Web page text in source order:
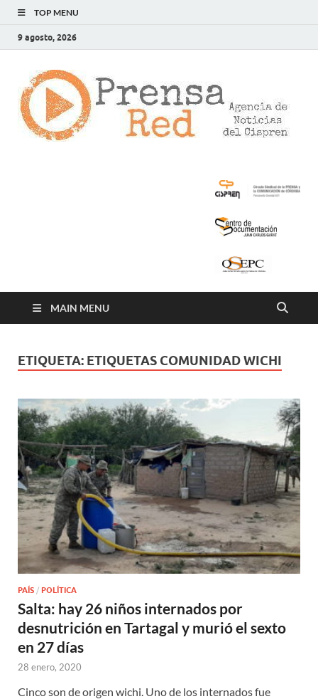
TOP MENU
9 agosto, 2026
MAIN MENU
ETIQUETA: ETIQUETAS COMUNIDAD WICHI
PAÍS / POLÍTICA
Salta: hay 26 niños internados por
desnutrición en Tartagal y murió el sexto
en 27 días
28 enero, 2020
Cinco son de origen wichi. Uno de los internados fue